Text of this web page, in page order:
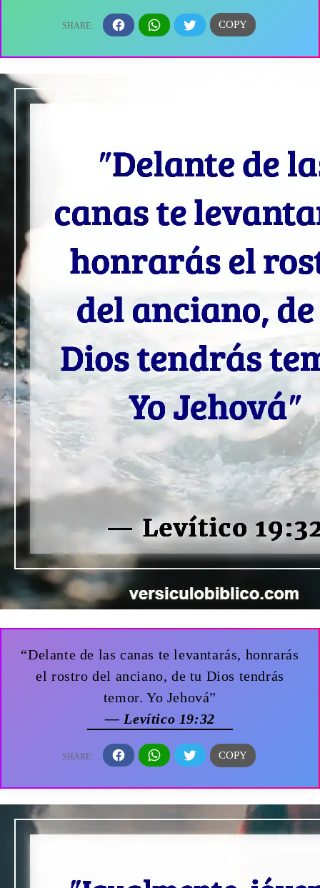
“Delante de las canas te levantarás, honrarás
el rostro del anciano, de tu Dios tendrás
temor. Yo Jehová”
— Levítico 19:32